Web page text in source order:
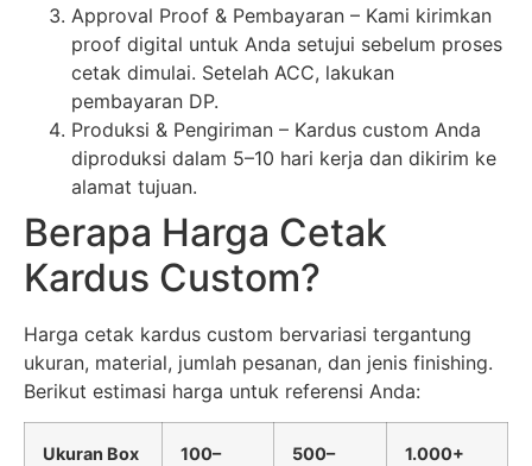
Approval Proof & Pembayaran – Kami kirimkan
proof digital untuk Anda setujui sebelum proses
cetak dimulai. Setelah ACC, lakukan
pembayaran DP.
Produksi & Pengiriman – Kardus custom Anda
diproduksi dalam 5–10 hari kerja dan dikirim ke
alamat tujuan.
Berapa Harga Cetak
Kardus Custom?
Harga cetak kardus custom bervariasi tergantung
ukuran, material, jumlah pesanan, dan jenis finishing.
Berikut estimasi harga untuk referensi Anda:
Ukuran Box
100–
500–
1.000+